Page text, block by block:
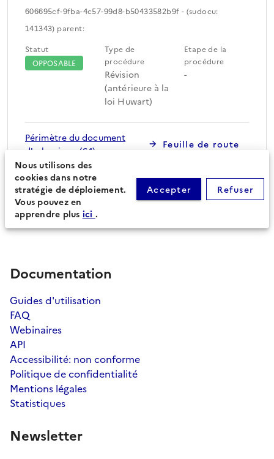
606695cf-9fba-4c57-99d8-b50433582b9f - (sudocu:
141343) parent:
Statut
OPPOSABLE
Type de
procédure
Révision
(antérieure à la
loi Huwart)
Etape de la
procédure
-
Périmètre du document
d'urbanisme (64)
Feuille de route
Procédures secondaires
Documentation
Guides d'utilisation
FAQ
Webinaires
API
Accessibilité: non conforme
Politique de confidentialité
Mentions légales
Statistiques
Newsletter
Nous utilisons des
cookies dans notre
stratégie de déploiement.
Vous pouvez en
apprendre plus ici .
Accepter Refuser